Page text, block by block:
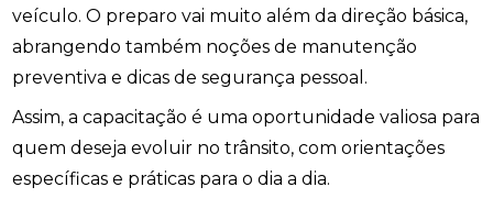
veículo. O preparo vai muito além da direção básica,
abrangendo também noções de manutenção
preventiva e dicas de segurança pessoal.
Assim, a capacitação é uma oportunidade valiosa para
quem deseja evoluir no trânsito, com orientações
específicas e práticas para o dia a dia.